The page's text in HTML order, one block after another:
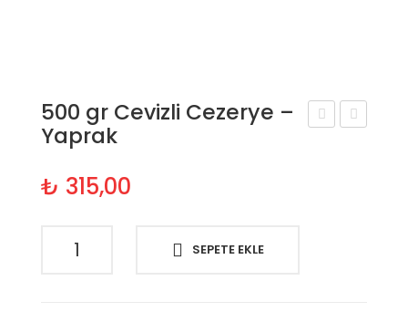
500 gr Cevizli Cezerye –
Yaprak
₺ 315,00
SEPETE EKLE